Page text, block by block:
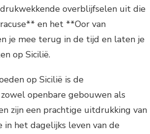
overblijfselen uit die
en het **Oor van
je mee terug in de tijd en laten je
op Sicilië.
op Sicilië is de
openbare gebouwen als
zijn een prachtige uitdrukking van
in het dagelijks leven van de